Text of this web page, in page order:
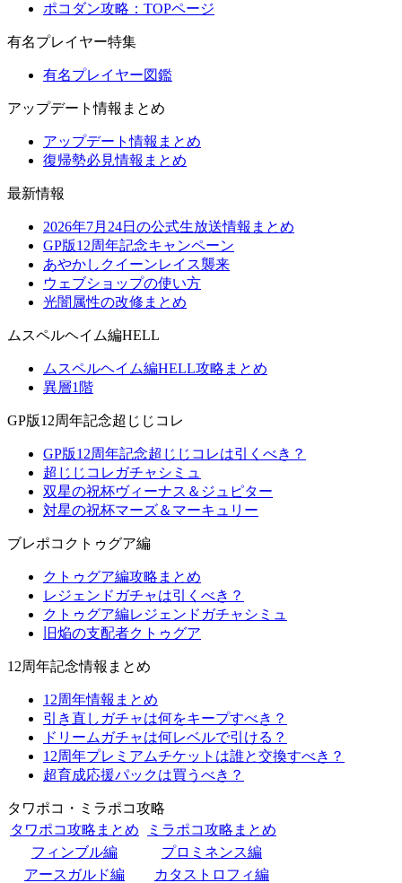
ポコダン攻略：TOPページ
有名プレイヤー特集
有名プレイヤー図鑑
アップデート情報まとめ
アップデート情報まとめ
復帰勢必見情報まとめ
最新情報
2026年7月24日の公式生放送情報まとめ
GP版12周年記念キャンペーン
あやかしクイーンレイス襲来
ウェブショップの使い方
光闇属性の改修まとめ
ムスペルヘイム編HELL
ムスペルヘイム編HELL攻略まとめ
異層1階
GP版12周年記念超じじコレ
GP版12周年記念超じじコレは引くべき？
超じじコレガチャシミュ
双星の祝杯ヴィーナス＆ジュピター
対星の祝杯マーズ＆マーキュリー
ブレポコクトゥグア編
クトゥグア編攻略まとめ
レジェンドガチャは引くべき？
クトゥグア編レジェンドガチャシミュ
旧焔の支配者クトゥグア
12周年記念情報まとめ
12周年情報まとめ
引き直しガチャは何をキープすべき？
ドリームガチャは何レベルで引ける？
12周年プレミアムチケットは誰と交換すべき？
超育成応援パックは買うべき？
タワポコ・ミラポコ攻略
タワポコ攻略まとめ
ミラポコ攻略まとめ
フィンブル編
プロミネンス編
アースガルド編
カタストロフィ編